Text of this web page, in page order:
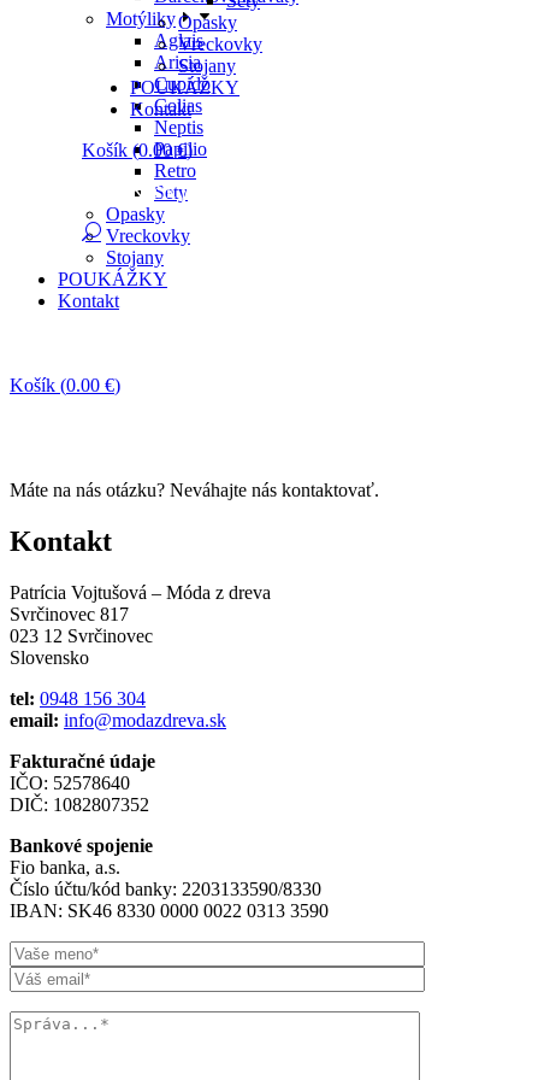
Opasky
Vreckovky
Stojany
POUKÁŽKY
Kontakt
Košík (0.00€)
Košík je prázdny.
Motýliky
Aglais
Aricia
Cupido
Colias
Neptis
Papilio
Retro
Sety
Opasky
Vreckovky
Stojany
POUKÁŽKY
Kontakt
Košík (0.00 €)
Máte na nás otázku? Neváhajte nás kontaktovať.
Kontakt
Patrícia Vojtušová – Móda z dreva
Svrčinovec 817
023 12 Svrčinovec
Slovensko
tel: 0948 156 304
email: info@modazdreva.sk
Fakturačné údaje
IČO: 52578640
DIČ: 1082807352
Bankové spojenie
Fio banka, a.s.
Číslo účtu/kód banky: 2203133590/8330
IBAN: SK46 8330 0000 0022 0313 3590